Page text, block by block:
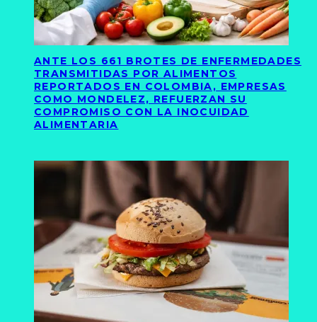
ANTE LOS 661 BROTES DE ENFERMEDADES
TRANSMITIDAS POR ALIMENTOS
REPORTADOS EN COLOMBIA, EMPRESAS
COMO MONDELEZ, REFUERZAN SU
COMPROMISO CON LA INOCUIDAD
ALIMENTARIA